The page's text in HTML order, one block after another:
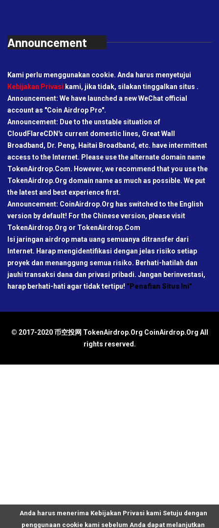
Announcement
Kami perlu menggunakan cookie. Anda harus menyetujui
Kebijakan Privasi kami, jika tidak, silakan tinggalkan situs .
Announcement: We have launched a new WeChat official
account as "Coin Airdrop Pro".
Announcement: Due to the unstable situation of
CloudFlareCDN's current domestic lines, Great Wall
Broadband, Dr. Peng, Haitai Broadband, etc. have intermittent
access to the Internet. Please use the alternate domain name
TokenAirdrop.Com. However, we recommend that you use the
TokenAirdrop.Org domain name as much as possible. We put
the latest and best experience first.
Announcement: CoinAirdrop.Org has switched to the English
version by default! For the Chinese version, please visit
TokenAirdrop.Org or TokenAirdrop.Com
Isi jaringan airdrop mata uang semuanya ditransfer dari
Internet. Harap mengidentifikasi dengan jelas risiko setiap
proyek dan menanggung semua risiko. Berhati-hatilah dan
jauhi transaksi dana dan privasi pribadi. Jangan berinvestasi,
harap berhati-hati agar tidak tertipu! "Penafian Situs Ini"
© 2017-2020 币空投网 TokenAirdrop.Org CoinAirdrop.Org All
rights reserved.
Anda harus menerima Kebijakan Privasi kami Setuju dengan
penggunaan cookie kami sebelum Anda dapat melanjutkan